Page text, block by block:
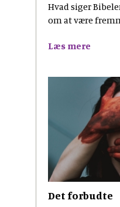
Hvad siger
om at være
Læs mere
Det forbudte